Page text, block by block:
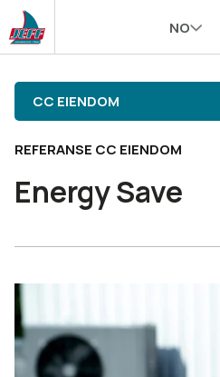
NO
CC EIENDOM
REFERANSE CC EIENDOM
Energy Save